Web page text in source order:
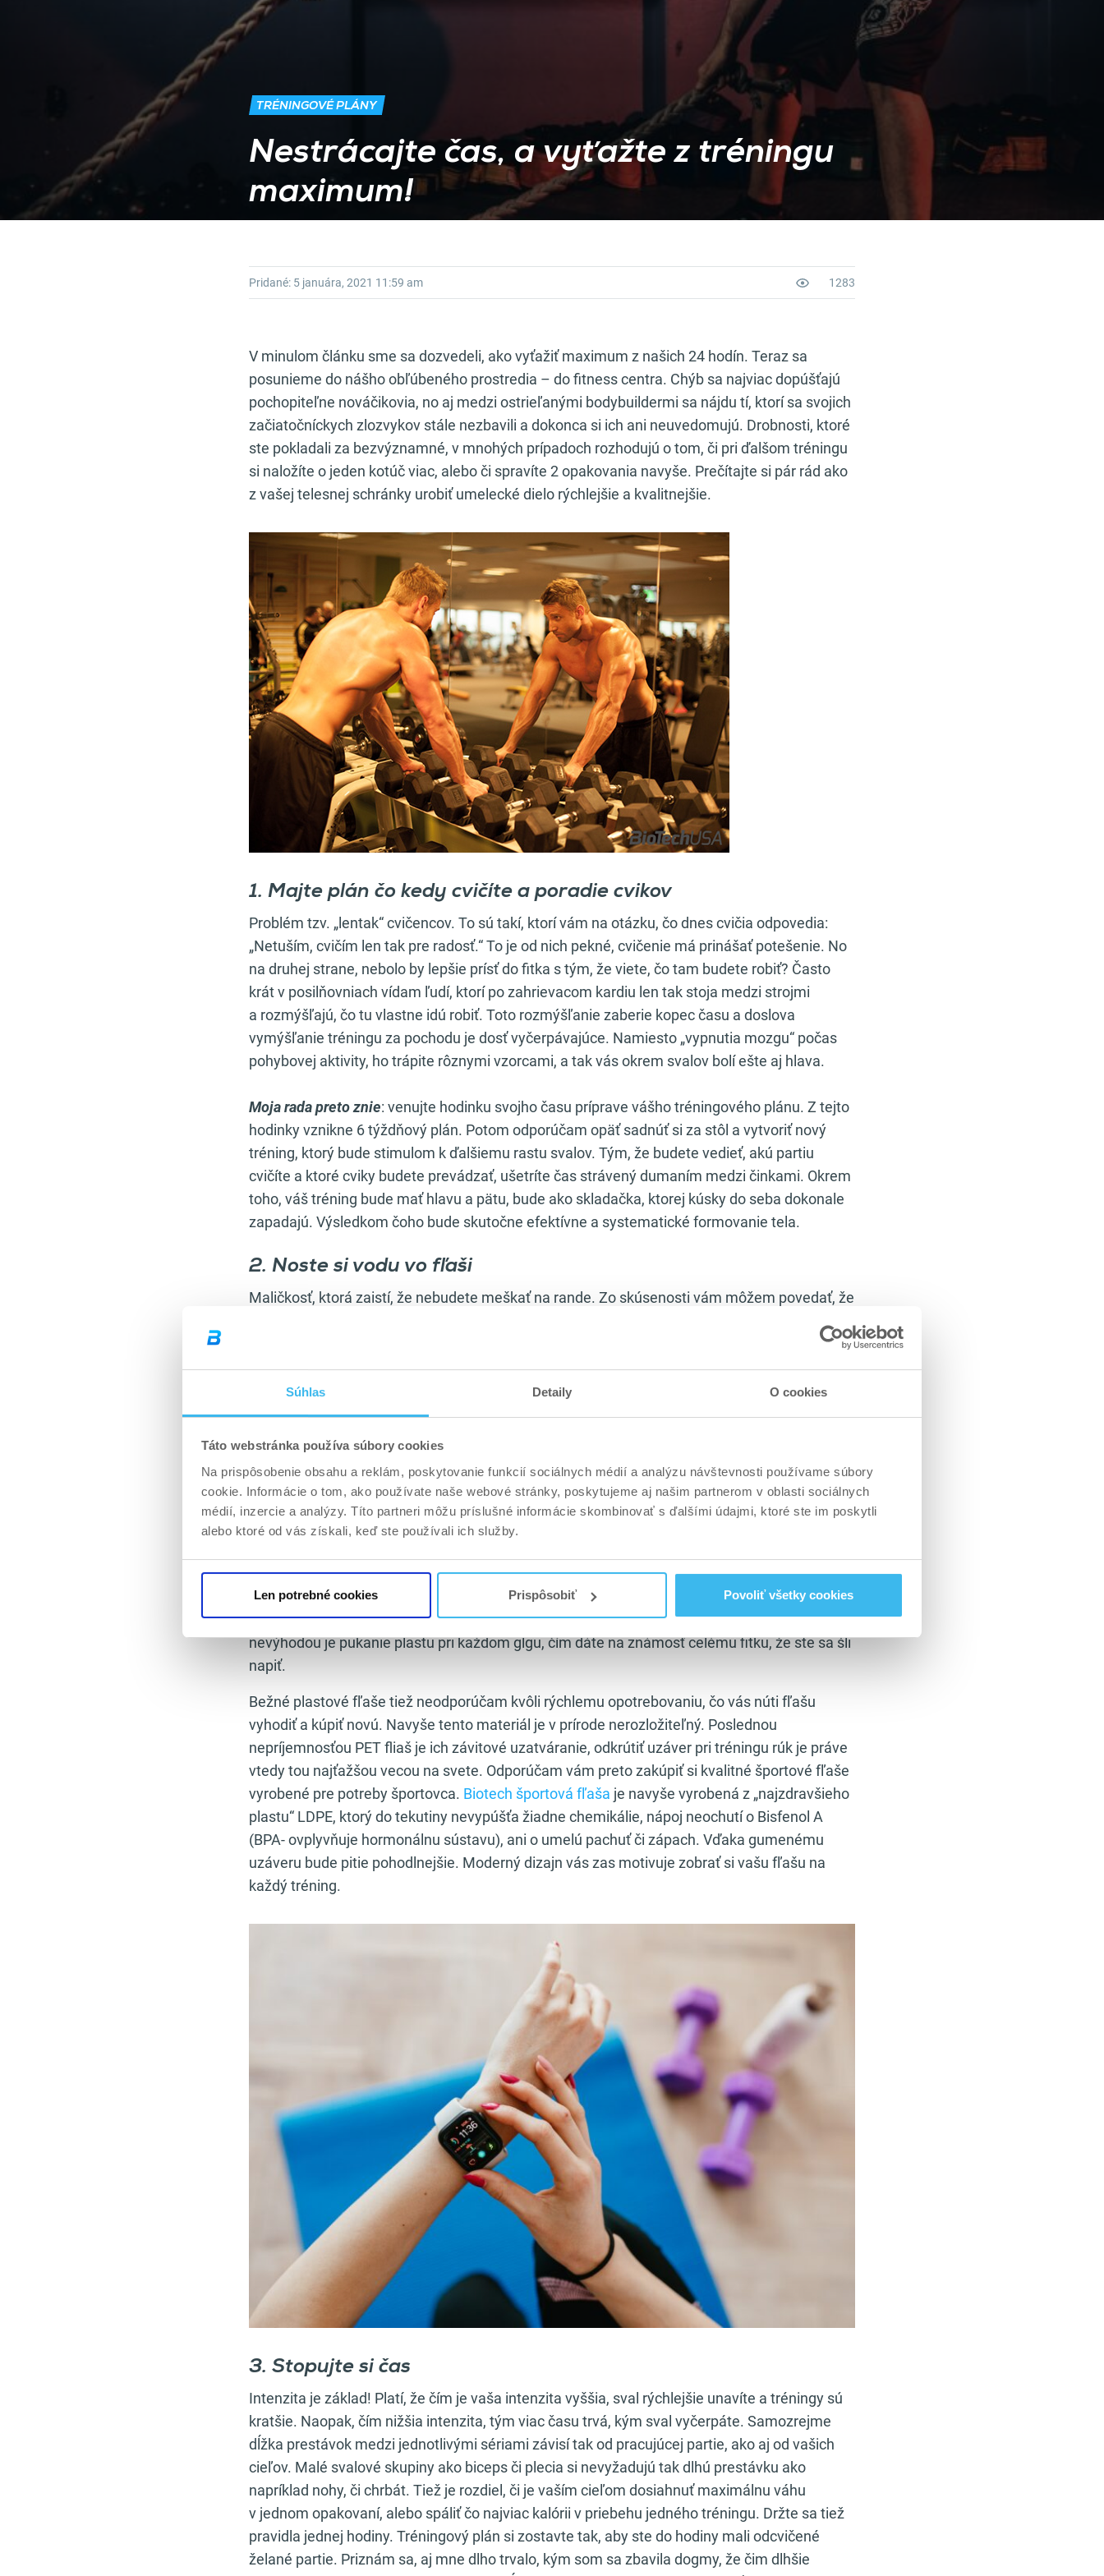
Súhlas Detaily O cookies
Táto webstránka používa súbory cookies
Na prispôsobenie obsahu a reklám, poskytovanie funkcií sociálnych médií a analýzu návštevnosti používame súbory
cookie. Informácie o tom, ako používate naše webové stránky, poskytujeme aj našim partnerom v oblasti sociálnych
médií, inzercie a analýzy. Títo partneri môžu príslušné informácie skombinovať s ďalšími údajmi, ktoré ste im poskytli
alebo ktoré od vás získali, keď ste používali ich služby.
Len potrebné cookies Prispôsobiť Povoliť všetky cookies
TRÉNINGOVÉ PLÁNY
Nestrácajte čas, a vyťažte z tréningu
maximum!
Pridané: 5 januára, 2021 11:59 am 1283
V minulom článku sme sa dozvedeli, ako vyťažiť maximum z našich 24 hodín. Teraz sa
posunieme do nášho obľúbeného prostredia – do fitness centra. Chýb sa najviac dopúšťajú
pochopiteľne nováčikovia, no aj medzi ostrieľanými bodybuildermi sa nájdu tí, ktorí sa svojich
začiatočníckych zlozvykov stále nezbavili a dokonca si ich ani neuvedomujú. Drobnosti, ktoré
ste pokladali za bezvýznamné, v mnohých prípadoch rozhodujú o tom, či pri ďalšom tréningu
si naložíte o jeden kotúč viac, alebo či spravíte 2 opakovania navyše. Prečítajte si pár rád ako
z vašej telesnej schránky urobiť umelecké dielo rýchlejšie a kvalitnejšie.
1. Majte plán čo kedy cvičíte a poradie cvikov
Problém tzv. „lentak“ cvičencov. To sú takí, ktorí vám na otázku, čo dnes cvičia odpovedia:
„Netuším, cvičím len tak pre radosť.“ To je od nich pekné, cvičenie má prinášať potešenie. No
na druhej strane, nebolo by lepšie prísť do fitka s tým, že viete, čo tam budete robiť? Často
krát v posilňovniach vídam ľudí, ktorí po zahrievacom kardiu len tak stoja medzi strojmi
a rozmýšľajú, čo tu vlastne idú robiť. Toto rozmýšľanie zaberie kopec času a doslova
vymýšľanie tréningu za pochodu je dosť vyčerpávajúce. Namiesto „vypnutia mozgu“ počas
pohybovej aktivity, ho trápite rôznymi vzorcami, a tak vás okrem svalov bolí ešte aj hlava.
Moja rada preto znie: venujte hodinku svojho času príprave vášho tréningového plánu. Z tejto
hodinky vznikne 6 týždňový plán. Potom odporúčam opäť sadnúť si za stôl a vytvoriť nový
tréning, ktorý bude stimulom k ďalšiemu rastu svalov. Tým, že budete vedieť, akú partiu
cvičíte a ktoré cviky budete prevádzať, ušetríte čas strávený dumaním medzi činkami. Okrem
toho, váš tréning bude mať hlavu a pätu, bude ako skladačka, ktorej kúsky do seba dokonale
zapadajú. Výsledkom čoho bude skutočne efektívne a systematické formovanie tela.
2. Noste si vodu vo fľaši
Maličkosť, ktorá zaistí, že nebudete meškať na rande. Zo skúsenosti vám môžem povedať, že
o povýšenie v práci, za barom bude ukecaná kočka, ktorá vám bude ponúkať novinky v ich
sortimente, a kým sa spamätáte, už vám aj niekto obsadí váš stroj. V mnohých fitness
centrách vám môžu dovoliť „cestovať“ s ich pohárom od stroja k stroju, no po takej poslednej
riziko poranenia z úlomkov črepín a o tom trápnom pocite po dopade pohára na zem ani
nehovorím.
kupovať pred každou návštevou fitness centra 2 litrovú fľašu vody, stačí ak si odložíte 0,7 dcl
plastovú fľašu z predchádzajúceho tréningu. Tieto fľaše majú však niekoľko nevýhod. Prvou
je ich pokrčenie často krát už pri prvom pití a následne ich nepohodlné držanie. Druhou
nevýhodou je pukanie plastu pri každom glgu, čím dáte na známosť celému fitku, že ste sa šli
napiť.
Bežné plastové fľaše tiež neodporúčam kvôli rýchlemu opotrebovaniu, čo vás núti fľašu
vyhodiť a kúpiť novú. Navyše tento materiál je v prírode nerozložiteľný. Poslednou
nepríjemnosťou PET fliaš je ich závitové uzatváranie, odkrútiť uzáver pri tréningu rúk je práve
vtedy tou najťažšou vecou na svete. Odporúčam vám preto zakúpiť si kvalitné športové fľaše
vyrobené pre potreby športovca. Biotech športová fľaša je navyše vyrobená z „najzdravšieho
plastu“ LDPE, ktorý do tekutiny nevypúšťa žiadne chemikálie, nápoj neochutí o Bisfenol A
(BPA- ovplyvňuje hormonálnu sústavu), ani o umelú pachuť či zápach. Vďaka gumenému
uzáveru bude pitie pohodlnejšie. Moderný dizajn vás zas motivuje zobrať si vašu fľašu na
každý tréning.
3. Stopujte si čas
Intenzita je základ! Platí, že čím je vaša intenzita vyššia, sval rýchlejšie unavíte a tréningy sú
kratšie. Naopak, čím nižšia intenzita, tým viac času trvá, kým sval vyčerpáte. Samozrejme
dĺžka prestávok medzi jednotlivými sériami závisí tak od pracujúcej partie, ako aj od vašich
cieľov. Malé svalové skupiny ako biceps či plecia si nevyžadujú tak dlhú prestávku ako
napríklad nohy, či chrbát. Tiež je rozdiel, či je vaším cieľom dosiahnuť maximálnu váhu
v jednom opakovaní, alebo spáliť čo najviac kalórii v priebehu jedného tréningu. Držte sa tiež
pravidla jednej hodiny. Tréningový plán si zostavte tak, aby ste do hodiny mali odcvičené
želané partie. Priznám sa, aj mne dlho trvalo, kým som sa zbavila dogmy, že čim dlhšie